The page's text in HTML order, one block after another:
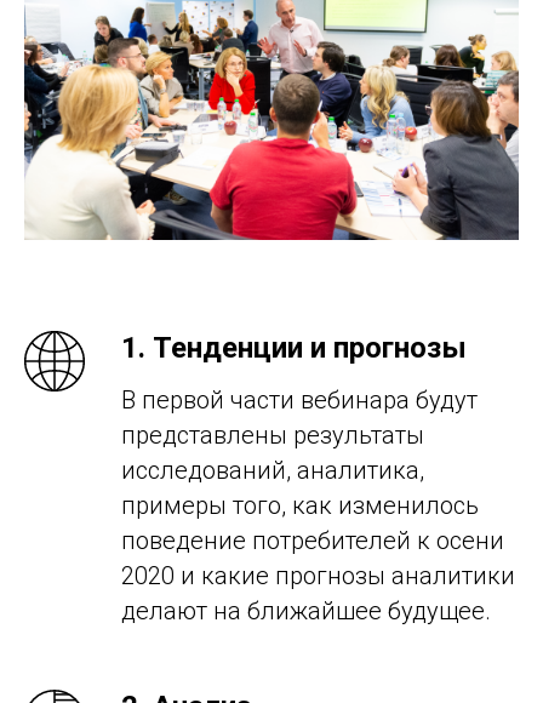
1. Тенденции и прогнозы
В первой части вебинара будут
представлены результаты
исследований, аналитика,
примеры того, как изменилось
поведение потребителей к осени
2020 и какие прогнозы аналитики
делают на ближайшее будущее.